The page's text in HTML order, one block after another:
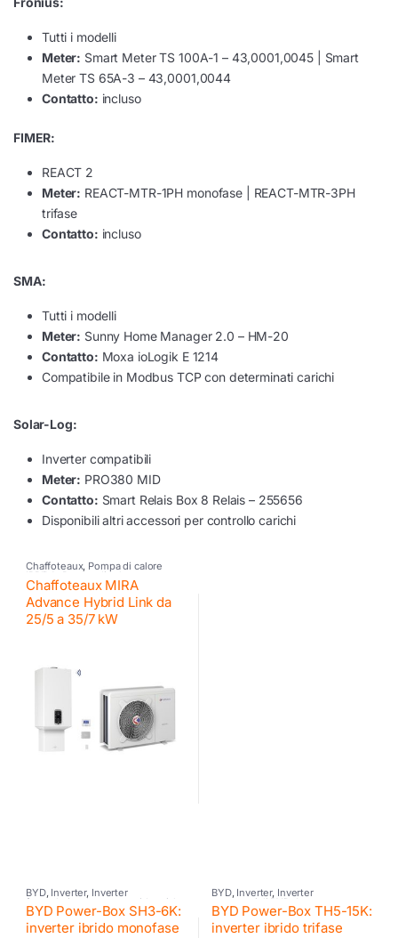
Tutti i modelli
Meter: Smart Meter TS 100A-1 – 43,0001,0045 | Smart
Meter TS 65A-3 – 43,0001,0044
Contatto: incluso
FIMER:
REACT 2
Meter: REACT-MTR-1PH monofase | REACT-MTR-3PH
trifase
Contatto: incluso
SMA:
Tutti i modelli
Meter: Sunny Home Manager 2.0 – HM-20
Contatto: Moxa ioLogik E 1214
Compatibile in Modbus TCP con determinati carichi
Solar-Log:
Inverter compatibili
Meter: PRO380 MID
Contatto: Smart Relais Box 8 Relais – 255656
Disponibili altri accessori per controllo carichi
Chaffoteaux, Pompa di calore
IBRIDA Pompe di calore
Chaffoteaux MIRA
Advance Hybrid Link da
25/5 a 35/7 kW
BYD, Inverter, Inverter
fotovoltaico ,Inverter residenziale
BYD
BYD Power-Box SH3-6K:
inverter ibrido monofase
BYD, Inverter, Inverter
commerciali BYD
fotovoltaico
BYD Power-Box TH5-15K:
inverter ibrido trifase